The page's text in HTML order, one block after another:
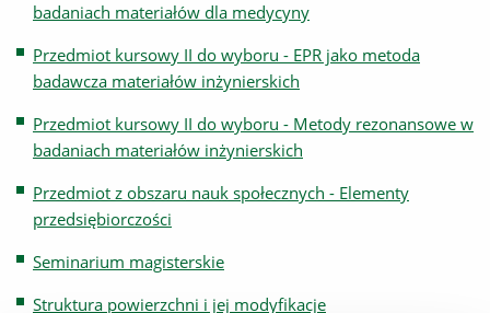
badaniach materiałów dla medycyny
Przedmiot kursowy II do wyboru - EPR jako metoda
badawcza materiałów inżynierskich
Przedmiot kursowy II do wyboru - Metody rezonansowe w
badaniach materiałów inżynierskich
Przedmiot z obszaru nauk społecznych - Elementy
przedsiębiorczości
Seminarium magisterskie
Struktura powierzchni i jej modyfikacje